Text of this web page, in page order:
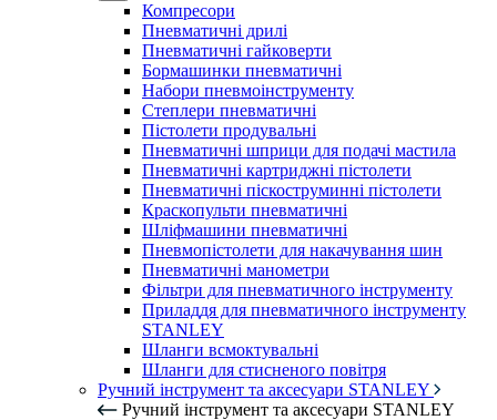
Компресори
Пневматичні дрилі
Пневматичні гайковерти
Бормашинки пневматичні
Набори пневмоінструменту
Степлери пневматичні
Пістолети продувальні
Пневматичні шприци для подачі мастила
Пневматичні картриджні пістолети
Пневматичні піскоструминні пістолети
Краскопульти пневматичні
Шліфмашини пневматичні
Пневмопістолети для накачування шин
Пневматичні манометри
Фільтри для пневматичного інструменту
Приладдя для пневматичного інструменту
STANLEY
Шланги всмоктувальні
Шланги для стисненого повітря
Ручний інструмент та аксесуари STANLEY
Ручний інструмент та аксесуари STANLEY